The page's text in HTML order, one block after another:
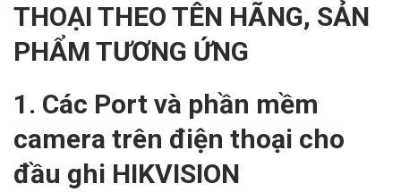
THOẠI THEO TÊN HÃNG, SẢN
PHẨM TƯƠNG ỨNG
1. Các Port và phần mềm
camera trên điện thoại cho
đầu ghi HIKVISION